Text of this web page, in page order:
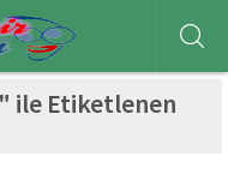
ile Etiketlenen